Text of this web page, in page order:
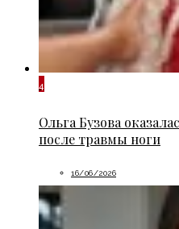
4
Ольга Бузова
после травмы ноги
16/06/2026